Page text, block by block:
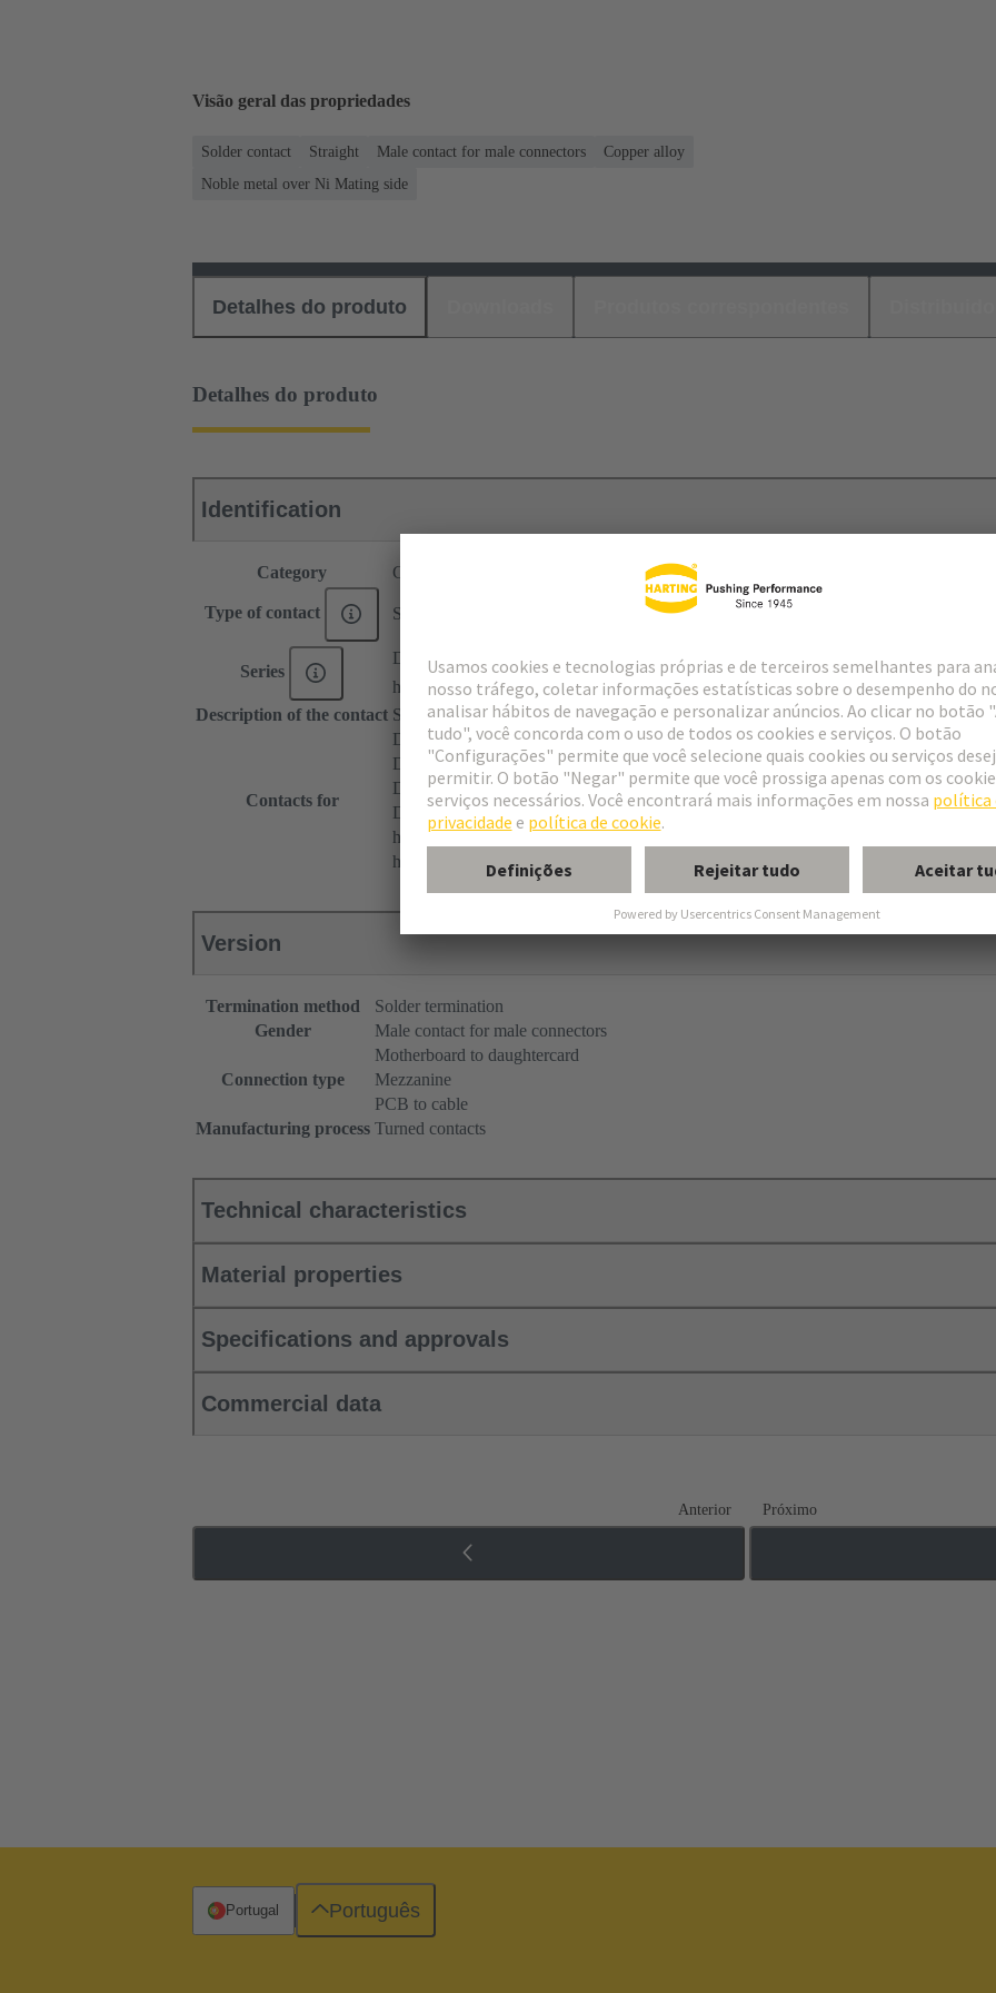
Visão geral das propriedades
Solder contact Straight Male contact for male connectors
Copper alloy
Noble metal over Ni Mating side
Detalhes do produto
Detalhes do produto
Identification
Category Contacts
Type of contact Solder contact
Series
DIN 41612
har-modular®
Description of the contact Straight
Contacts for
DIN 41612 Type M
DIN 41612 Type M invers
DIN 41612 Type MH 21+5
DIN 41612 Bauform M 0+2
har-modular® M module, male, angled
har-modular® M module, male, straight
Version
Termination method
Solder termination
Gender
Male contact for male connectors
Connection type
Motherboard to daughtercard
Mezzanine
PCB to cable
Manufacturing process Turned contacts
Technical characteristics
Material properties
Specifications and approvals
Commercial data
Anterior Próximo
Portugal Português